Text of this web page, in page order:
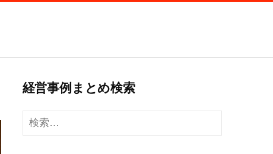
経営事例まとめ検索
検
索: